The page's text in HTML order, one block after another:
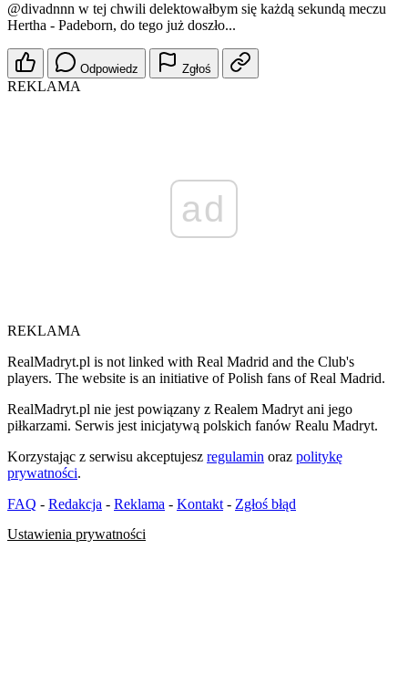
@divadnnn w tej chwili delektowałbym się każdą sekundą meczu
Hertha - Padeborn, do tego już doszło...
Odpowiedz Zgłoś
REKLAMA
ad
REKLAMA
RealMadryt.pl is not linked with Real Madrid and the Club's
players. The website is an initiative of Polish fans of Real Madrid.
RealMadryt.pl nie jest powiązany z Realem Madryt ani jego
piłkarzami. Serwis jest inicjatywą polskich fanów Realu Madryt.
Korzystając z serwisu akceptujesz regulamin oraz politykę
prywatności.
FAQ - Redakcja - Reklama - Kontakt - Zgłoś błąd
Ustawienia prywatności